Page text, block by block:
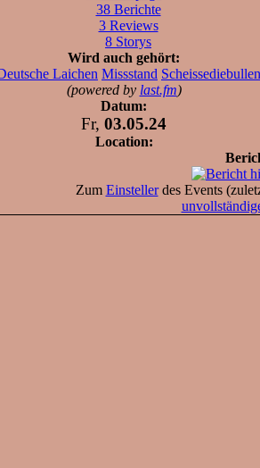
38 Berichte
3 Reviews
8 Storys
Wird auch gehört:
Laichen Missstand Scheissediebullen
(powered by last.fm)
Datum:
Fr, 03.05.24
Location:
Zum Einstellerdes Events